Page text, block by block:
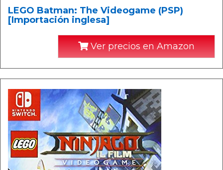
LEGO Batman: The Videogame (PSP)
[Importación inglesa]
Ver precios en Amazon